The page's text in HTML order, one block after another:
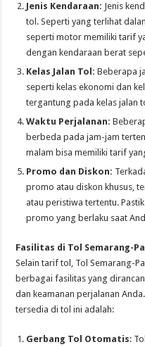
Jenis Kendaraan: Jenis
tol. Seperti yang terlihat
seperti motor memiliki tarif
dengan kendaraan berat
Kelas Jalan Tol: Beberapa
seperti kelas ekonomi dan
tergantung pada kelas jalan
Waktu Perjalanan:
berbeda pada jam-jam
malam bisa memiliki tarif
Promo dan Diskon:
promo atau diskon khusus,
atau peristiwa tertentu.
promo yang berlaku saat
Fasilitas di Tol Semarang-
Selain tarif tol, Tol Semarang-
berbagai fasilitas yang
dan keamanan perjalanan
tersedia di tol ini adalah:
Gerbang Tol Otomatis: